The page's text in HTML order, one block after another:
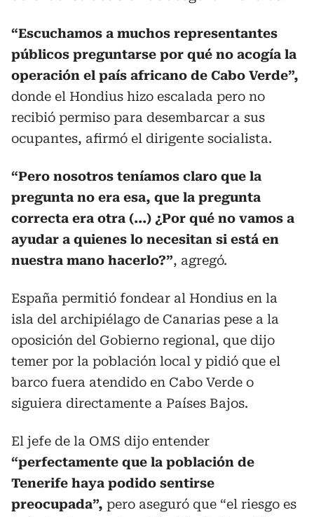
“Escuchamos a muchos representantes
públicos preguntarse por qué no acogía la
operación el país africano de Cabo Verde”,
donde el Hondius hizo escalada pero no
recibió permiso para desembarcar a sus
ocupantes, afirmó el dirigente socialista.
“Pero nosotros teníamos claro que la
pregunta no era esa, que la pregunta
correcta era otra (...) ¿Por qué no vamos a
ayudar a quienes lo necesitan si está en
nuestra mano hacerlo?”, agregó.
España permitió fondear al Hondius en la
isla del archipiélago de Canarias pese a la
oposición del Gobierno regional, que dijo
temer por la población local y pidió que el
barco fuera atendido en Cabo Verde o
siguiera directamente a Países Bajos.
El jefe de la OMS dijo entender
“perfectamente que la población de
Tenerife haya podido sentirse
preocupada”, pero aseguró que “el riesgo es